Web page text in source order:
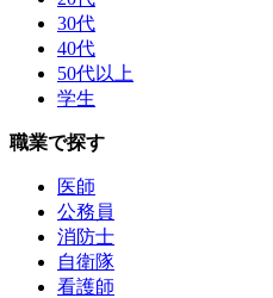
30代
40代
50代以上
学生
職業で探す
医師
公務員
消防士
自衛隊
看護師